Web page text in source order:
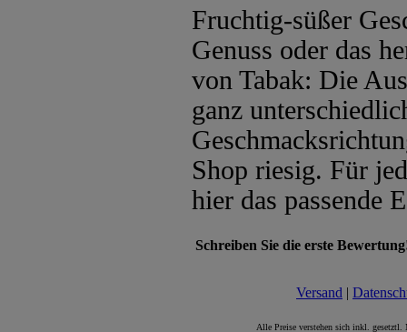
Fruchtig-süßer
Genuss oder das
von Tabak: Die
ganz
Shop riesig. Für
hier das passende
Schreiben Sie die erste
Versand |
Alle Preise verstehen sich inkl.